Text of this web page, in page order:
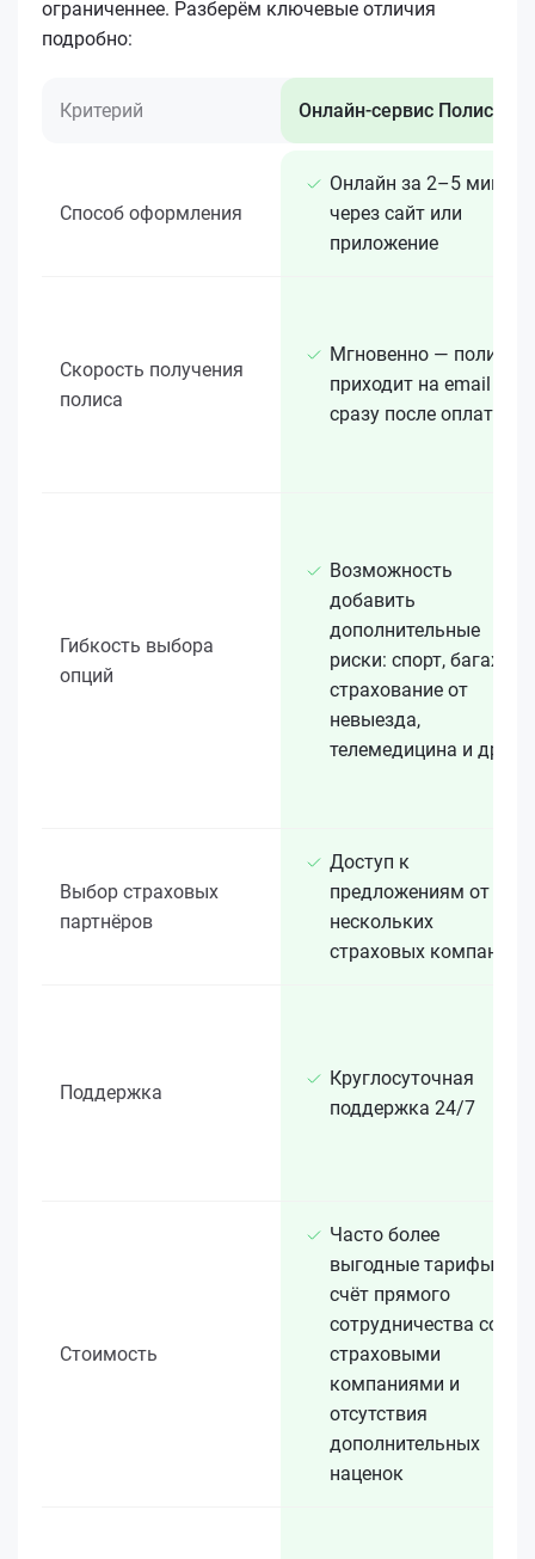
ограниченнее. Разберём ключевые отличия
подробно:
Критерий Онлайн-сервис Полис 812
Способ оформления
Онлайн за 2–5 минут
через сайт или
приложение
Скорость получения
полиса
Мгновенно — полис
приходит на email
сразу после оплаты
Гибкость выбора
опций
Возможность
добавить
дополнительные
риски: спорт, багаж,
страхование от
невыезда,
телемедицина и др.
Выбор страховых
партнёров
Доступ к
предложениям от
нескольких
страховых компаний
Поддержка
Круглосуточная
поддержка 24/7
Стоимость
Часто более
выгодные тарифы за
счёт прямого
сотрудничества со
страховыми
компаниями и
отсутствия
дополнительных
наценок